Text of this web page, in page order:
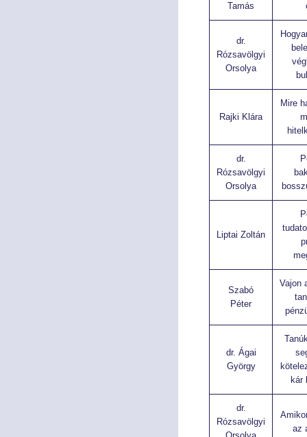
Tamás
dr.
Rózsavölgyi
Orsolya
Rajki Klára
Mire
dr.
Rózsavölgyi
Orsolya
Liptai Zoltán
Szabó
Péter
Vajon
dr. Ágai
György
kár
dr.
Rózsavölgyi
az